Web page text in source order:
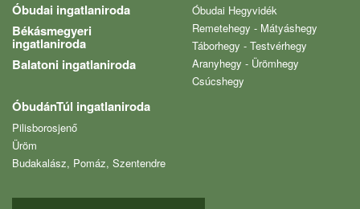
Óbudai ingatlaniroda
Békásmegyeri
ingatlaniroda
Balatoni ingatlaniroda
Óbudai Hegyvidék
Remetehegy - Mátyáshegy
Táborhegy - Testvérhegy
Aranyhegy - Ürömhegy
Csúcshegy
ÓbudánTúl ingatlaniroda
Pilisborosjenő
Üröm
Budakalász, Pomáz, Szentendre